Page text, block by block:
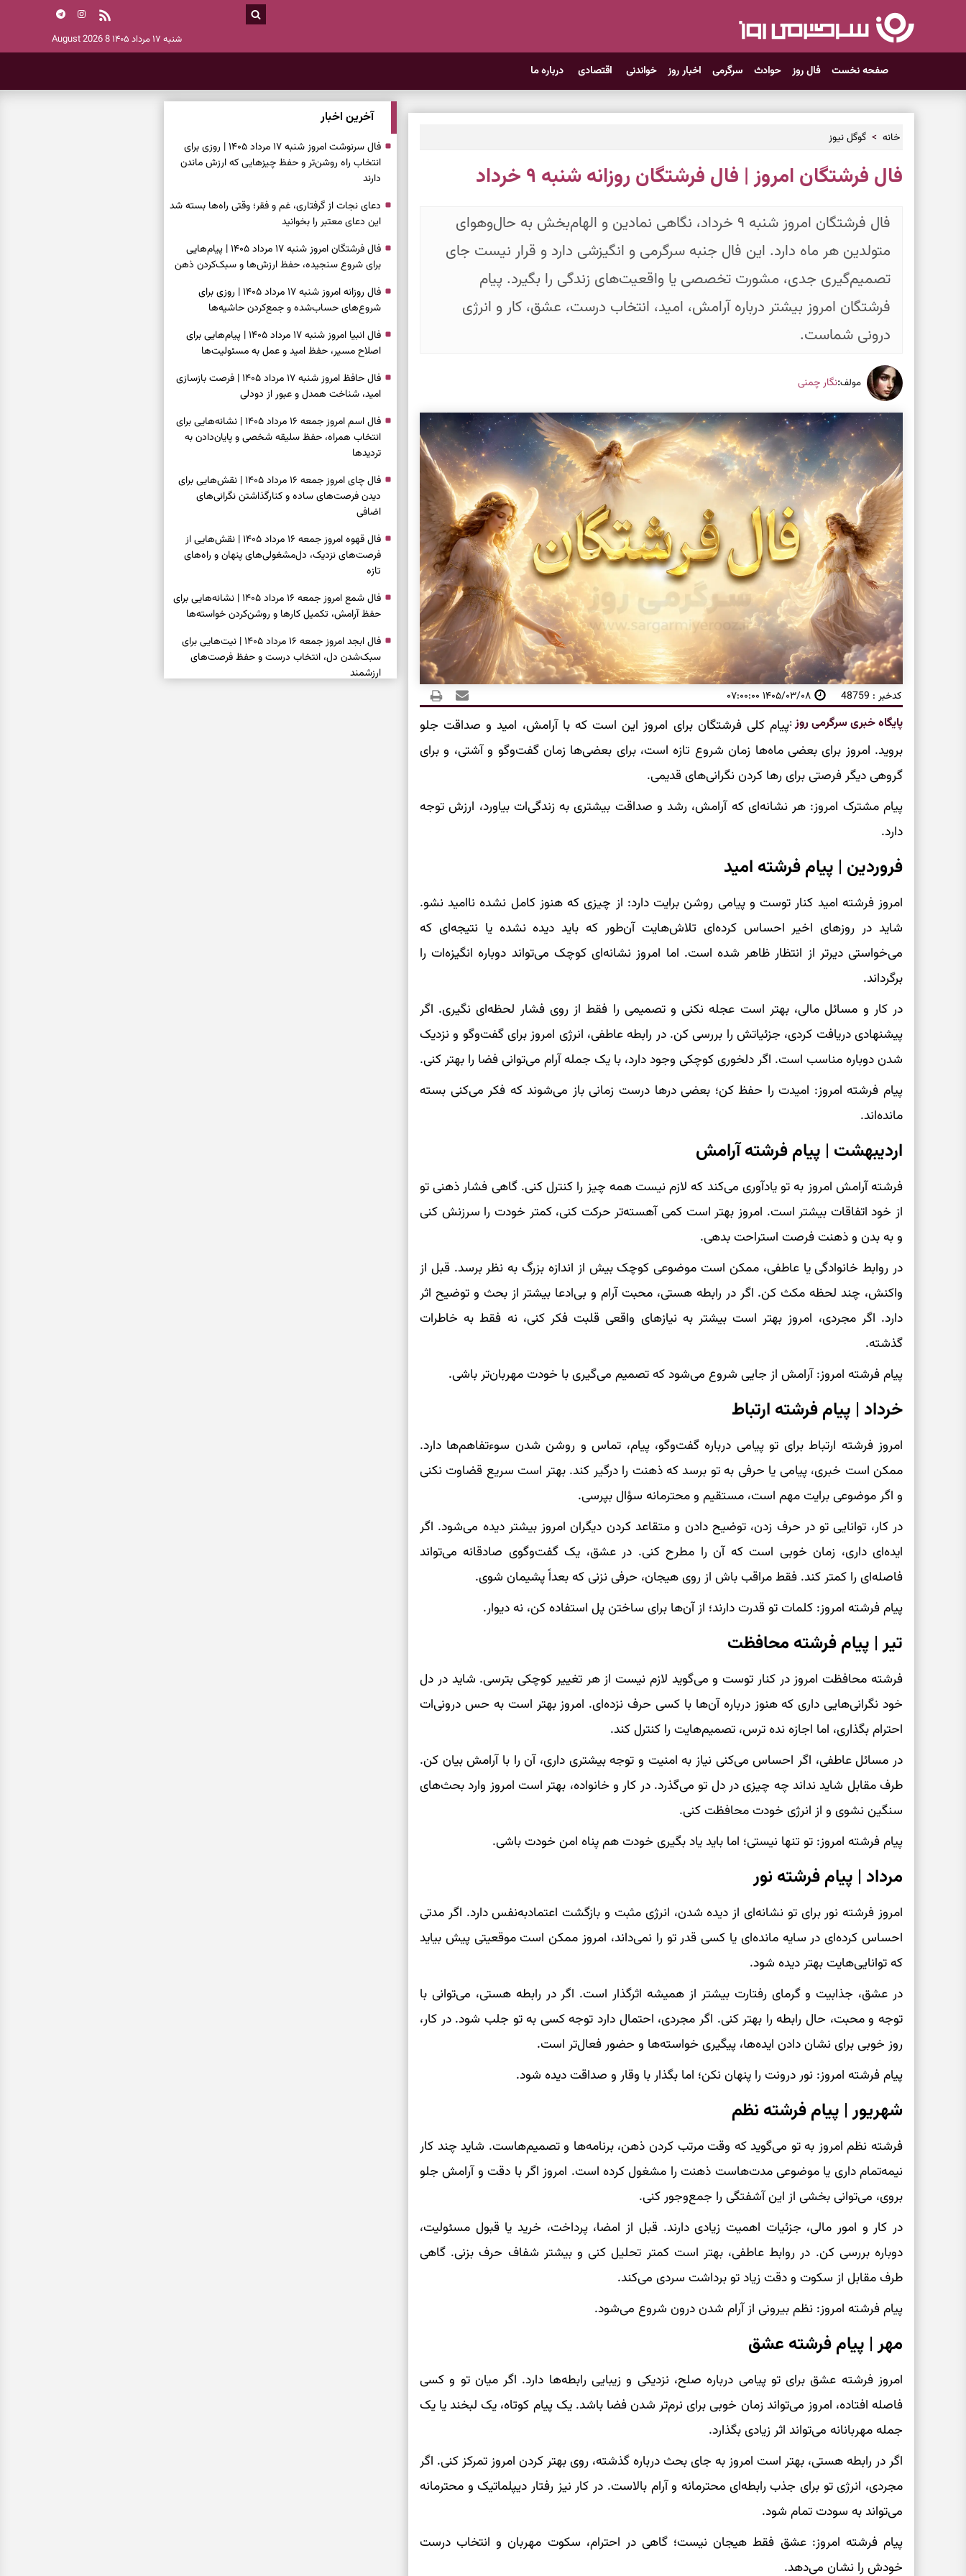
شنبه ۱۷ مرداد ۱۴۰۵ 8 August 2026
صفحه نخست فال روز حوادث سرگرمی اخبار روز خواندنی اقتصادی درباره ما
خانه گوگل نیوز
فال فرشتگان امروز | فال فرشتگان روزانه شنبه ۹ خرداد
فال فرشتگان امروز شنبه ۹ خرداد، نگاهی نمادین و الهام‌بخش به حال‌وهوای
متولدین هر ماه دارد. این فال جنبه سرگرمی و انگیزشی دارد و قرار نیست جای
تصمیم‌گیری جدی، مشورت تخصصی یا واقعیت‌های زندگی را بگیرد. پیام
فرشتگان امروز بیشتر درباره آرامش، امید، انتخاب درست، عشق، کار و انرژی
درونی شماست.
مولف:نگار چمنی
کدخبر : 48759 ۱۴۰۵/۰۳/۰۸ ۰۷:۰۰:۰۰
پایگاه خبری سرگرمی روز:پیام کلی فرشتگان برای امروز این است که با آرامش، امید و صداقت جلو
بروید. امروز برای بعضی ماه‌ها زمان شروع تازه است، برای بعضی‌ها زمان گفت‌وگو و آشتی، و برای
گروهی دیگر فرصتی برای رها کردن نگرانی‌های قدیمی.
پیام مشترک امروز: هر نشانه‌ای که آرامش، رشد و صداقت بیشتری به زندگی‌ات بیاورد، ارزش توجه
دارد.
فروردین | پیام فرشته امید
امروز فرشته امید کنار توست و پیامی روشن برایت دارد: از چیزی که هنوز کامل نشده ناامید نشو.
شاید در روزهای اخیر احساس کرده‌ای تلاش‌هایت آن‌طور که باید دیده نشده یا نتیجه‌ای که
می‌خواستی دیرتر از انتظار ظاهر شده است. اما امروز نشانه‌ای کوچک می‌تواند دوباره انگیزه‌ات را
برگرداند.
در کار و مسائل مالی، بهتر است عجله نکنی و تصمیمی را فقط از روی فشار لحظه‌ای نگیری. اگر
پیشنهادی دریافت کردی، جزئیاتش را بررسی کن. در رابطه عاطفی، انرژی امروز برای گفت‌وگو و نزدیک
شدن دوباره مناسب است. اگر دلخوری کوچکی وجود دارد، با یک جمله آرام می‌توانی فضا را بهتر کنی.
پیام فرشته امروز: امیدت را حفظ کن؛ بعضی درها درست زمانی باز می‌شوند که فکر می‌کنی بسته
مانده‌اند.
اردیبهشت | پیام فرشته آرامش
فرشته آرامش امروز به تو یادآوری می‌کند که لازم نیست همه چیز را کنترل کنی. گاهی فشار ذهنی تو
از خود اتفاقات بیشتر است. امروز بهتر است کمی آهسته‌تر حرکت کنی، کمتر خودت را سرزنش کنی
و به بدن و ذهنت فرصت استراحت بدهی.
در روابط خانوادگی یا عاطفی، ممکن است موضوعی کوچک بیش از اندازه بزرگ به نظر برسد. قبل از
واکنش، چند لحظه مکث کن. اگر در رابطه هستی، محبت آرام و بی‌ادعا بیشتر از بحث و توضیح اثر
دارد. اگر مجردی، امروز بهتر است بیشتر به نیازهای واقعی قلبت فکر کنی، نه فقط به خاطرات
گذشته.
پیام فرشته امروز: آرامش از جایی شروع می‌شود که تصمیم می‌گیری با خودت مهربان‌تر باشی.
خرداد | پیام فرشته ارتباط
امروز فرشته ارتباط برای تو پیامی درباره گفت‌وگو، پیام، تماس و روشن شدن سوءتفاهم‌ها دارد.
ممکن است خبری، پیامی یا حرفی به تو برسد که ذهنت را درگیر کند. بهتر است سریع قضاوت نکنی
و اگر موضوعی برایت مهم است، مستقیم و محترمانه سؤال بپرسی.
در کار، توانایی تو در حرف زدن، توضیح دادن و متقاعد کردن دیگران امروز بیشتر دیده می‌شود. اگر
ایده‌ای داری، زمان خوبی است که آن را مطرح کنی. در عشق، یک گفت‌وگوی صادقانه می‌تواند
فاصله‌ای را کمتر کند. فقط مراقب باش از روی هیجان، حرفی نزنی که بعداً پشیمان شوی.
پیام فرشته امروز: کلمات تو قدرت دارند؛ از آن‌ها برای ساختن پل استفاده کن، نه دیوار.
تیر | پیام فرشته محافظت
فرشته محافظت امروز در کنار توست و می‌گوید لازم نیست از هر تغییر کوچکی بترسی. شاید در دل
خود نگرانی‌هایی داری که هنوز درباره آن‌ها با کسی حرف نزده‌ای. امروز بهتر است به حس درونی‌ات
احترام بگذاری، اما اجازه نده ترس، تصمیم‌هایت را کنترل کند.
در مسائل عاطفی، اگر احساس می‌کنی نیاز به امنیت و توجه بیشتری داری، آن را با آرامش بیان کن.
طرف مقابل شاید نداند چه چیزی در دل تو می‌گذرد. در کار و خانواده، بهتر است امروز وارد بحث‌های
سنگین نشوی و از انرژی خودت محافظت کنی.
پیام فرشته امروز: تو تنها نیستی؛ اما باید یاد بگیری خودت هم پناه امن خودت باشی.
مرداد | پیام فرشته نور
امروز فرشته نور برای تو نشانه‌ای از دیده شدن، انرژی مثبت و بازگشت اعتمادبه‌نفس دارد. اگر مدتی
احساس کرده‌ای در سایه مانده‌ای یا کسی قدر تو را نمی‌داند، امروز ممکن است موقعیتی پیش بیاید
که توانایی‌هایت بهتر دیده شود.
در عشق، جذابیت و گرمای رفتارت بیشتر از همیشه اثرگذار است. اگر در رابطه هستی، می‌توانی با
توجه و محبت، حال رابطه را بهتر کنی. اگر مجردی، احتمال دارد توجه کسی به تو جلب شود. در کار،
روز خوبی برای نشان دادن ایده‌ها، پیگیری خواسته‌ها و حضور فعال‌تر است.
پیام فرشته امروز: نور درونت را پنهان نکن؛ اما بگذار با وقار و صداقت دیده شود.
شهریور | پیام فرشته نظم
فرشته نظم امروز به تو می‌گوید که وقت مرتب کردن ذهن، برنامه‌ها و تصمیم‌هاست. شاید چند کار
نیمه‌تمام داری یا موضوعی مدت‌هاست ذهنت را مشغول کرده است. امروز اگر با دقت و آرامش جلو
بروی، می‌توانی بخشی از این آشفتگی را جمع‌وجور کنی.
در کار و امور مالی، جزئیات اهمیت زیادی دارند. قبل از امضا، پرداخت، خرید یا قبول مسئولیت،
دوباره بررسی کن. در روابط عاطفی، بهتر است کمتر تحلیل کنی و بیشتر شفاف حرف بزنی. گاهی
طرف مقابل از سکوت و دقت زیاد تو برداشت سردی می‌کند.
پیام فرشته امروز: نظم بیرونی از آرام شدن درون شروع می‌شود.
مهر | پیام فرشته عشق
امروز فرشته عشق برای تو پیامی درباره صلح، نزدیکی و زیبایی رابطه‌ها دارد. اگر میان تو و کسی
فاصله افتاده، امروز می‌تواند زمان خوبی برای نرم‌تر شدن فضا باشد. یک پیام کوتاه، یک لبخند یا یک
جمله مهربانانه می‌تواند اثر زیادی بگذارد.
اگر در رابطه هستی، بهتر است امروز به جای بحث درباره گذشته، روی بهتر کردن امروز تمرکز کنی. اگر
مجردی، انرژی تو برای جذب رابطه‌ای محترمانه و آرام بالاست. در کار نیز رفتار دیپلماتیک و محترمانه
می‌تواند به سودت تمام شود.
پیام فرشته امروز: عشق فقط هیجان نیست؛ گاهی در احترام، سکوت مهربان و انتخاب درست
خودش را نشان می‌دهد.
آخرین اخبار
فال سرنوشت امروز شنبه ۱۷ مرداد ۱۴۰۵ | روزی برای
انتخاب راه روشن‌تر و حفظ چیزهایی که ارزش ماندن
دارند
دعای نجات از گرفتاری، غم و فقر؛ وقتی راه‌ها بسته شد
این دعای معتبر را بخوانید
فال فرشتگان امروز شنبه ۱۷ مرداد ۱۴۰۵ | پیام‌هایی
برای شروع سنجیده، حفظ ارزش‌ها و سبک‌کردن ذهن
فال روزانه امروز شنبه ۱۷ مرداد ۱۴۰۵ | روزی برای
شروع‌های حساب‌شده و جمع‌کردن حاشیه‌ها
فال انبیا امروز شنبه ۱۷ مرداد ۱۴۰۵ | پیام‌هایی برای
اصلاح مسیر، حفظ امید و عمل به مسئولیت‌ها
فال حافظ امروز شنبه ۱۷ مرداد ۱۴۰۵ | فرصت بازسازی
امید، شناخت همدل و عبور از دودلی
فال اسم امروز جمعه ۱۶ مرداد ۱۴۰۵ | نشانه‌هایی برای
انتخاب همراه، حفظ سلیقه شخصی و پایان‌دادن به
تردیدها
فال چای امروز جمعه ۱۶ مرداد ۱۴۰۵ | نقش‌هایی برای
دیدن فرصت‌های ساده و کنارگذاشتن نگرانی‌های
اضافی
فال قهوه امروز جمعه ۱۶ مرداد ۱۴۰۵ | نقش‌هایی از
فرصت‌های نزدیک، دل‌مشغولی‌های پنهان و راه‌های
تازه
فال شمع امروز جمعه ۱۶ مرداد ۱۴۰۵ | نشانه‌هایی برای
حفظ آرامش، تکمیل کارها و روشن‌کردن خواسته‌ها
فال ابجد امروز جمعه ۱۶ مرداد ۱۴۰۵ | نیت‌هایی برای
سبک‌شدن دل، انتخاب درست و حفظ فرصت‌های
ارزشمند